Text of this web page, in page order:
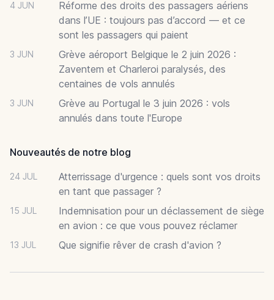
4 JUN
Réforme des droits des passagers aériens
dans l’UE : toujours pas d’accord — et ce
sont les passagers qui paient
3 JUN
Grève aéroport Belgique le 2 juin 2026 :
Zaventem et Charleroi paralysés, des
centaines de vols annulés
3 JUN
Grève au Portugal le 3 juin 2026 : vols
annulés dans toute l'Europe
Nouveautés de notre blog
24 JUL
Atterrissage d'urgence : quels sont vos droits
en tant que passager ?
15 JUL
Indemnisation pour un déclassement de siège
en avion : ce que vous pouvez réclamer
13 JUL Que signifie rêver de crash d'avion ?